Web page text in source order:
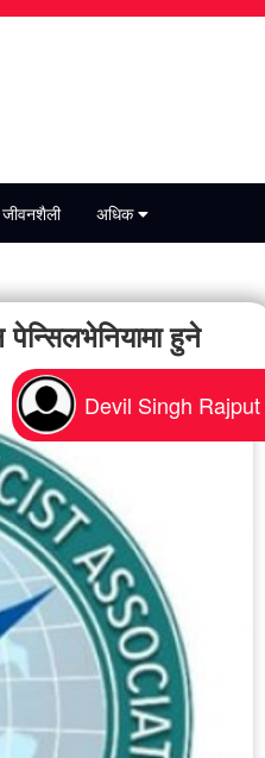
जीवनशैली अधिक
हुने
Devil Singh Rajput
परम्पराको संरक्षण र प्रवर्द्धनमा परिवर्तन
28.1K views • 16.8K shares